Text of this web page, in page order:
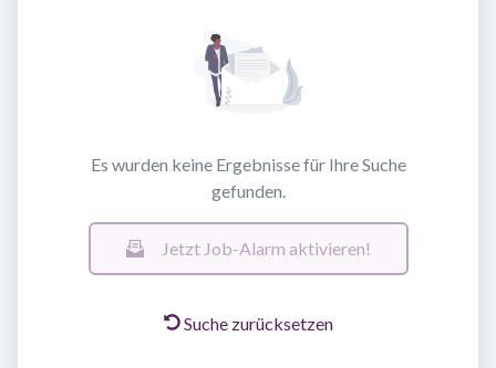
Es wurden keine Ergebnisse für Ihre Suche
gefunden.
Jetzt Job-Alarm aktivieren!
Suche zurücksetzen